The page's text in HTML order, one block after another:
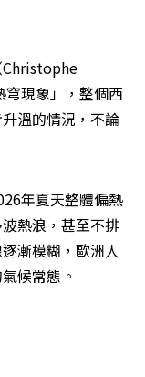
Christophe
穹現象」，整個西
溫的情況，不論
年夏天整體偏熱
熱浪，甚至不排
漸模糊，歐洲人
候常態。